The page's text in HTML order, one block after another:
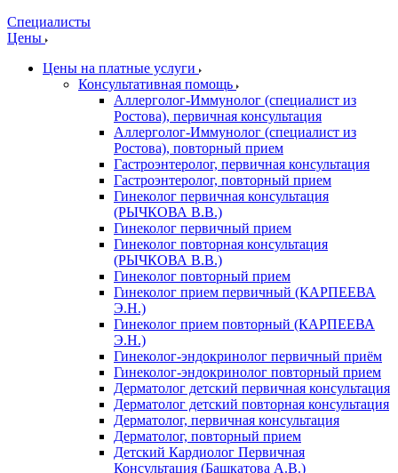
Специалисты
Цены
Цены на платные услуги
Консультативная помощь
Аллерголог-Иммунолог (специалист из
Ростова), первичная консультация
Аллерголог-Иммунолог (специалист из
Ростова), повторный прием
Гастроэнтеролог, первичная консультация
Гастроэнтеролог, повторный прием
Гинеколог первичная консультация
(РЫЧКОВА В.В.)
Гинеколог первичный прием
Гинеколог повторная консультация
(РЫЧКОВА В.В.)
Гинеколог повторный прием
Гинеколог прием первичный (КАРПЕЕВА
Э.Н.)
Гинеколог прием повторный (КАРПЕЕВА
Э.Н.)
Гинеколог-эндокринолог первичный приём
Гинеколог-эндокринолог повторный прием
Дерматолог детский первичная консультация
Дерматолог детский повторная консультация
Дерматолог, первичная консультация
Дерматолог, повторный прием
Детский Кардиолог Первичная
Консультация (Башкатова А.В.)